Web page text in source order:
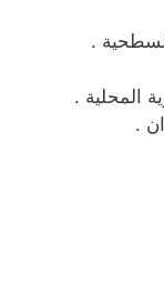
.
المحلية .
.